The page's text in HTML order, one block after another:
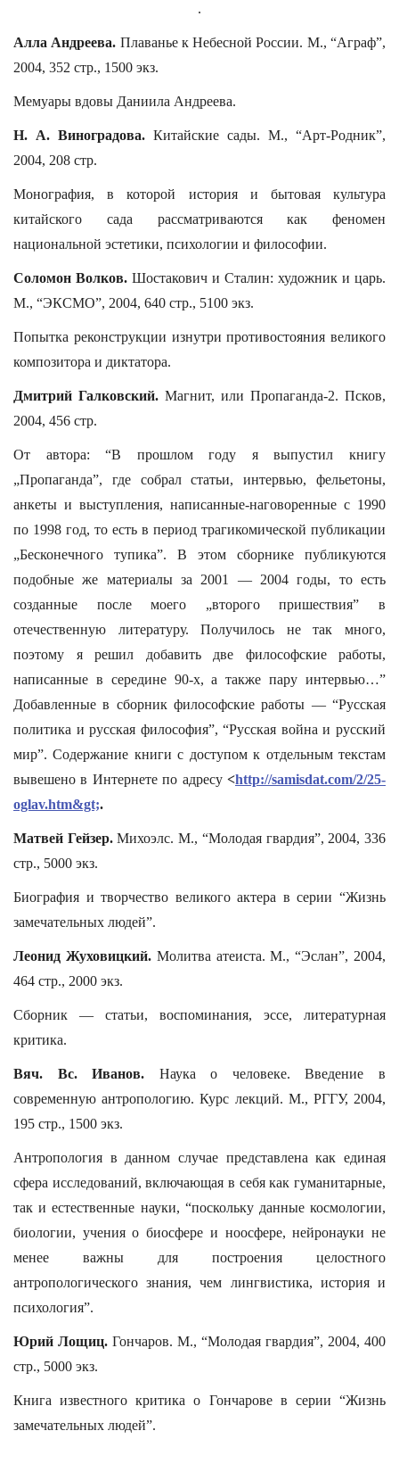
.
Алла Андреева. Плаванье к Небесной России. М., “Аграф”,
2004, 352 стр., 1500 экз.
Мемуары вдовы Даниила Андреева.
Н. А. Виноградова. Китайские сады. М., “Арт-Родник”,
2004, 208 стр.
Монография, в которой история и бытовая культура
китайского сада рассматриваются как феномен
национальной эстетики, психологии и философии.
Соломон Волков. Шостакович и Сталин: художник и царь.
М., “ЭКСМО”, 2004, 640 стр., 5100 экз.
Попытка реконструкции изнутри противостояния великого
композитора и диктатора.
Дмитрий Галковский. Магнит, или Пропаганда-2. Псков,
2004, 456 стр.
От автора: “В прошлом году я выпустил книгу
„Пропаганда”, где собрал статьи, интервью, фельетоны,
анкеты и выступления, написанные-наговоренные с 1990
по 1998 год, то есть в период трагикомической публикации
„Бесконечного тупика”. В этом сборнике публикуются
подобные же материалы за 2001 — 2004 годы, то есть
созданные после моего „второго пришествия” в
отечественную литературу. Получилось не так много,
поэтому я решил добавить две философские работы,
написанные в середине 90-х, а также пару интервью…”
Добавленные в сборник философские работы — “Русская
политика и русская философия”, “Русская война и русский
мир”. Содержание книги с доступом к отдельным текстам
вывешено в Интернете по адресу <http://samisdat.com/2/25-
oglav.htm&gt;.
Матвей Гейзер.Михоэлс. М., “Молодая гвардия”, 2004, 336
стр., 5000 экз.
Биография и творчество великого актера в серии “Жизнь
замечательных людей”.
Леонид Жуховицкий.Молитва атеиста. М., “Эслан”, 2004,
464 стр., 2000 экз.
Сборник — статьи, воспоминания, эссе, литературная
критика.
Вяч. Вс. Иванов. Наука о человеке. Введение в
современную антропологию. Курс лекций. М., РГГУ, 2004,
195 стр., 1500 экз.
Антропология в данном случае представлена как единая
сфера исследований, включающая в себя как гуманитарные,
так и естественные науки, “поскольку данные космологии,
биологии, учения о биосфере и ноосфере, нейронауки не
менее важны для построения целостного
антропологического знания, чем лингвистика, история и
психология”.
Юрий Лощиц. Гончаров. М., “Молодая гвардия”, 2004, 400
стр., 5000 экз.
Книга известного критика о Гончарове в серии “Жизнь
замечательных людей”.